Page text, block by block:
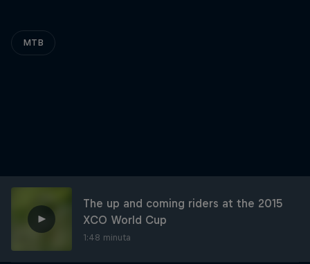
MTB
The up and coming riders at the 2015
XCO World Cup
1:48 minuta